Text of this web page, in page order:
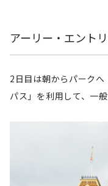
アーリー・エント
2日目は朝からパークへ
パス」を利用して、一